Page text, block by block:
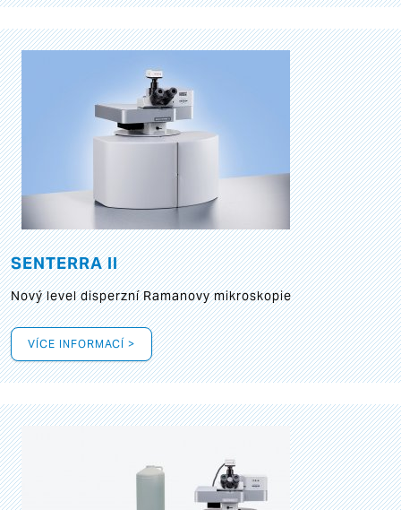
SENTERRA II
Nový level disperzní Ramanovy mikroskopie
VÍCE INFORMACÍ >